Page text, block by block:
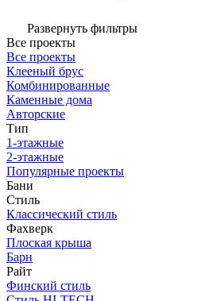
Развернуть фильтры
Все проекты
Все проекты
Клееный брус
Комбинированные
Каменные дома
Авторские
Тип
1-этажные
2-этажные
Популярные проекты
Бани
Стиль
Классический стиль
Фахверк
Плоская крыша
Барн
Райт
Финский стиль